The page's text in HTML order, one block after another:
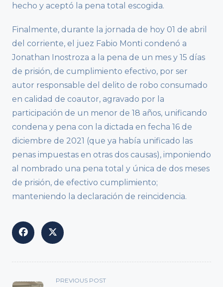
hecho y aceptó la pena total escogida.
Finalmente, durante la jornada de hoy 01 de abril
del corriente, el juez Fabio Monti condenó a
Jonathan Inostroza a la pena de un mes y 15 días
de prisión, de cumplimiento efectivo, por ser
autor responsable del delito de robo consumado
en calidad de coautor, agravado por la
participación de un menor de 18 años, unificando
condena y pena con la dictada en fecha 16 de
diciembre de 2021 (que ya había unificado las
penas impuestas en otras dos causas), imponiendo
al nombrado una pena total y única de dos meses
de prisión, de efectivo cumplimiento;
manteniendo la declaración de reincidencia.
<span
PREVIOUS POST